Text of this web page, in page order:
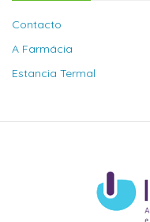
Contacto
A Farmácia
Estancia Termal